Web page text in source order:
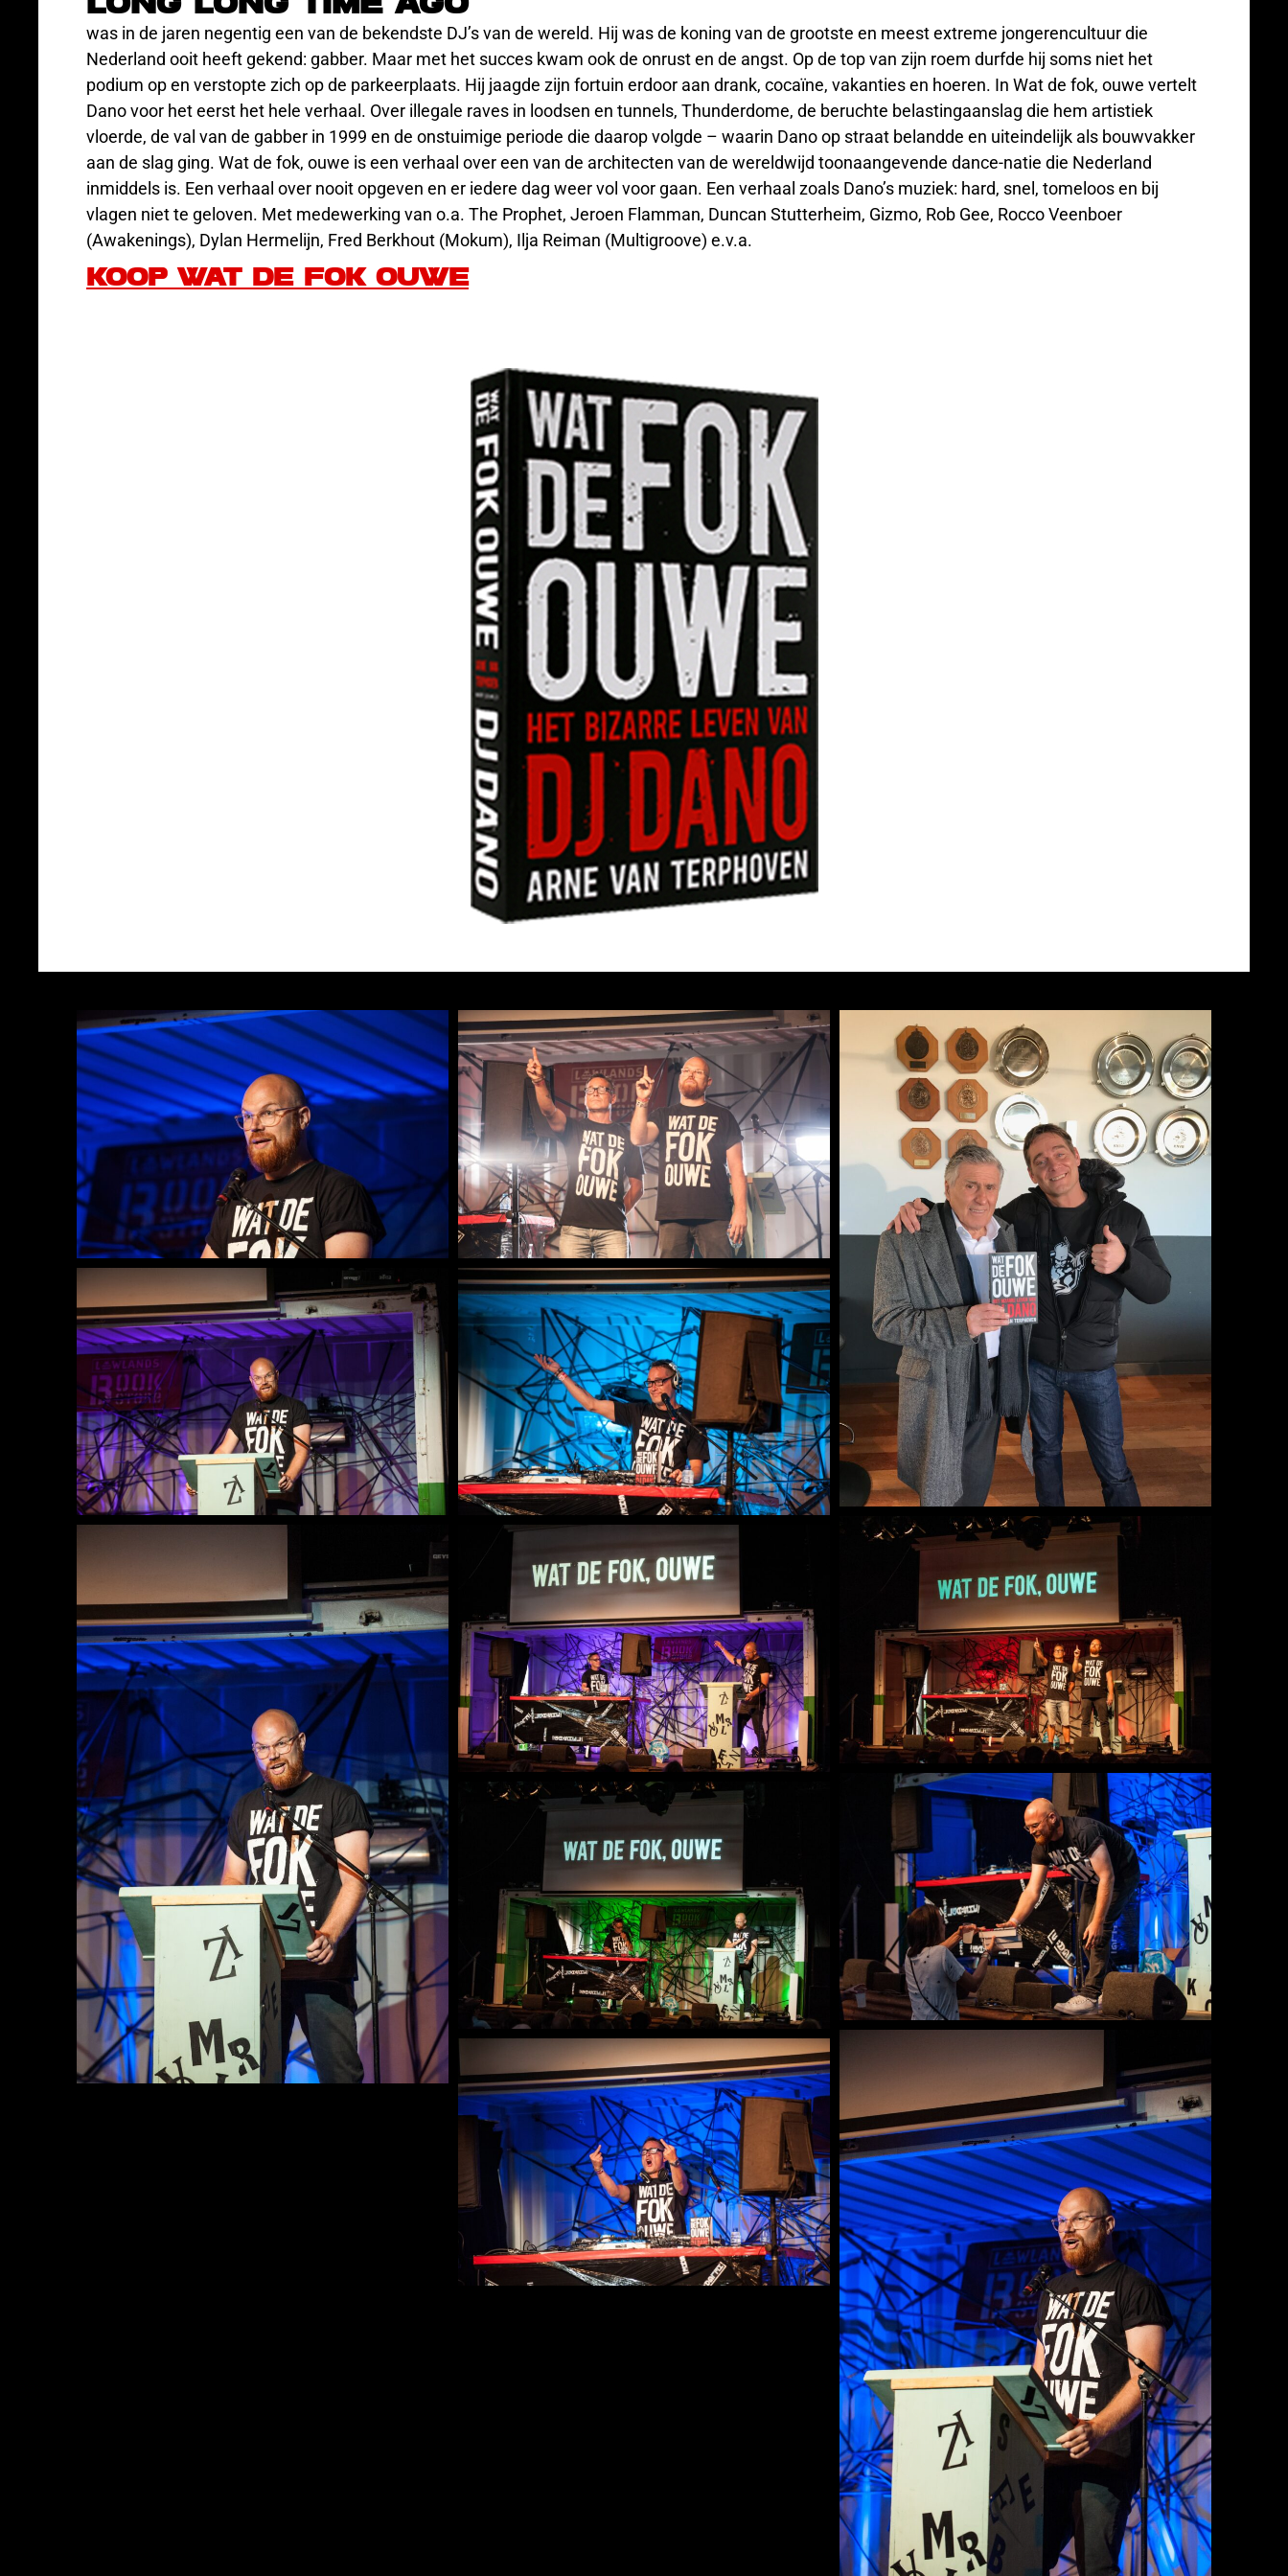
was in de jaren negentig een van de bekendste DJ’s van de wereld. Hij was de koning van de grootste en meest extreme jongerencultuur die
Nederland ooit heeft gekend: gabber. Maar met het succes kwam ook de onrust en de angst. Op de top van zijn roem durfde hij soms niet het
podium op en verstopte zich op de parkeerplaats. Hij jaagde zijn fortuin erdoor aan drank, cocaïne, vakanties en hoeren. In Wat de fok, ouwe vertelt
Dano voor het eerst het hele verhaal. Over illegale raves in loodsen en tunnels, Thunderdome, de beruchte belastingaanslag die hem artistiek
vloerde, de val van de gabber in 1999 en de onstuimige periode die daarop volgde – waarin Dano op straat belandde en uiteindelijk als bouwvakker
aan de slag ging. Wat de fok, ouwe is een verhaal over een van de architecten van de wereldwijd toonaangevende dance-natie die Nederland
inmiddels is. Een verhaal over nooit opgeven en er iedere dag weer vol voor gaan. Een verhaal zoals Dano’s muziek: hard, snel, tomeloos en bij
vlagen niet te geloven. Met medewerking van o.a. The Prophet, Jeroen Flamman, Duncan Stutterheim, Gizmo, Rob Gee, Rocco Veenboer
(Awakenings), Dylan Hermelijn, Fred Berkhout (Mokum), Ilja Reiman (Multigroove) e.v.a.
Koop WAT DE FOK OUWE